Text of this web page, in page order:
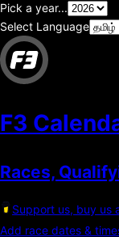
Pick a year...
Select Language
F3
Races,
Support us, buy us
Add race dates &